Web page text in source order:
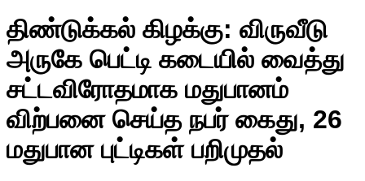
திண்டுக்கல் கிழக்கு: விருவீடு
அருகே பெட்டி கடையில் வைத்து
சட்டவிரோதமாக மதுபானம்
விற்பனை செய்த நபர் கைது, 26
மதுபான புட்டிகள் பறிமுதல்